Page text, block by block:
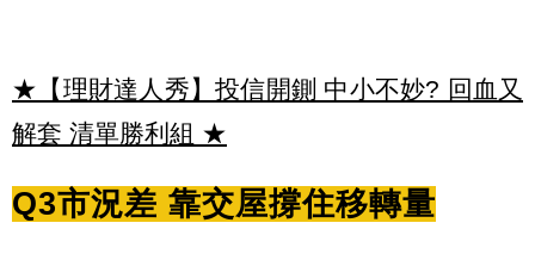
★【理財達人秀】投信開鍘 中小不妙? 回血又
解套 清單勝利組 ★
Q3市況差 靠交屋撐住移轉量